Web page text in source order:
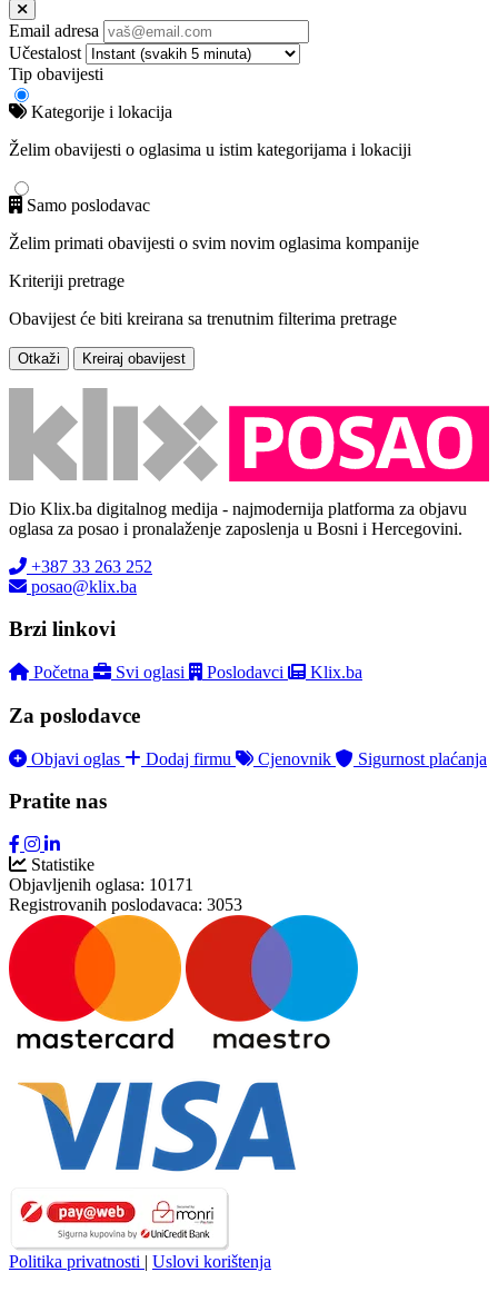
Email adresa
Učestalost
Tip obavijesti
Kategorije i lokacija
Želim obavijesti o oglasima u istim kategorijama i lokaciji
Samo poslodavac
Želim primati obavijesti o svim novim oglasima kompanije
Kriteriji pretrage
Obavijest će biti kreirana sa trenutnim filterima pretrage
Otkaži Kreiraj obavijest
Dio Klix.ba digitalnog medija - najmodernija platforma za objavu
oglasa za posao i pronalaženje zaposlenja u Bosni i Hercegovini.
+387 33 263 252
posao@klix.ba
Brzi linkovi
Početna Svi oglasi Poslodavci Klix.ba
Za poslodavce
Objavi oglas Dodaj firmu Cjenovnik Sigurnost plaćanja
Pratite nas
Statistike
Objavljenih oglasa: 10171
Registrovanih poslodavaca: 3053
Politika privatnosti | Uslovi korištenja